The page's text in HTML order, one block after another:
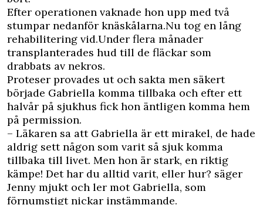
Efter operationen vaknade hon upp med två
stumpar nedanför knäskålarna.Nu tog en lång
rehabilitering vid.Under flera månader
transplanterades hud till de fläckar som
drabbats av nekros.
Proteser provades ut och sakta men säkert
började Gabriella komma tillbaka och efter ett
halvår på sjukhus fick hon äntligen komma hem
på permission.
– Läkaren sa att Gabriella är ett mirakel, de hade
aldrig sett någon som varit så sjuk komma
tillbaka till livet. Men hon är stark, en riktig
kämpe! Det har du alltid varit, eller hur? säger
Jenny mjukt och ler mot Gabriella, som
förnumstigt nickar instämmande.